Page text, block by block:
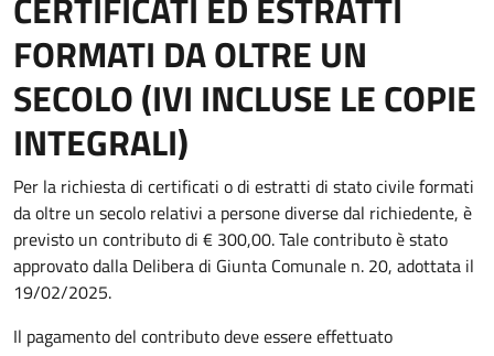
FORMATI DA OLTRE UN
SECOLO (IVI INCLUSE LE COPIE
INTEGRALI)
Per la richiesta di certificati o di estratti di stato civile formati
da oltre un secolo relativi a persone diverse dal richiedente, è
previsto un contributo di € 300,00. Tale contributo è stato
approvato dalla Delibera di Giunta Comunale n. 20, adottata il
19/02/2025.
Il pagamento del contributo deve essere effettuato